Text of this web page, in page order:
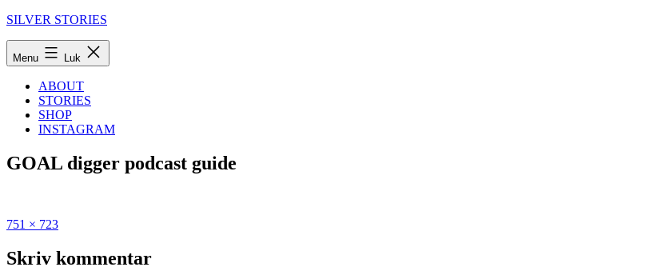
Fortsæt
SILVER STORIES
Menu Luk
ABOUT
STORIES
SHOP
INSTAGRAM
GOAL digger podcast guide
Udgivet
Guide:
De
Fuld
751 × 723
Skriv kommentar